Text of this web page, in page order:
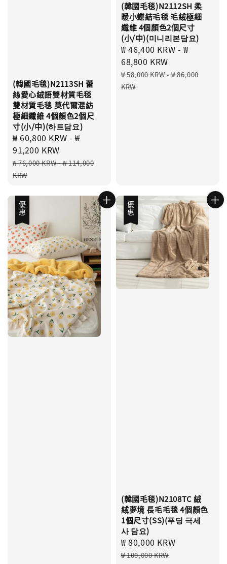
(韓國毛毯)N2113SH 蕾
絲愛心絨語雙材質毛毯
雙材質毛毯 莫代爾混紡
極細纖維 4個顏色2個尺
寸(小/中)(하트담요)
Sale
price
₩ 60,800 KRW -₩
91,200 KRW
Regular
price
₩ 76,000 KRW-₩ 114,000
KRW
(韓國毛毯)N2112SH 柔
暖小蝶結毛毯 毛絨極細
纖維 4個顏色2個尺寸
(小/中)(미니리본담요)
Sale
price
₩ 46,400 KRW -₩
68,800 KRW
Regular
price
₩ 58,000 KRW-₩ 86,000
KRW
優惠 優惠
(韓國毛毯)N2108TC 絨
絨夢境 長毛毛毯 4個顏色
1個尺寸(SS)(푸딩 극세
사 담요)
Sale
price
₩ 80,000 KRW
₩ 100,000 KRW